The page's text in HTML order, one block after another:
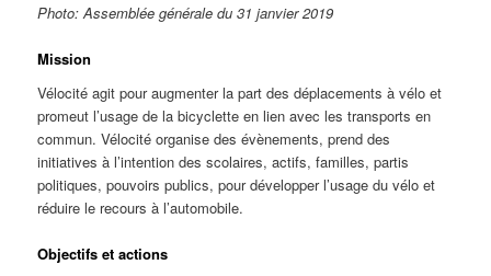
Photo: Assemblée générale du 31 janvier 2019
Mission
Vélocité agit pour augmenter la part des déplacements à vélo et
promeut l’usage de la bicyclette en lien avec les transports en
commun. Vélocité organise des évènements, prend des
initiatives à l’intention des scolaires, actifs, familles, partis
politiques, pouvoirs publics, pour développer l’usage du vélo et
réduire le recours à l’automobile.
Objectifs et actions